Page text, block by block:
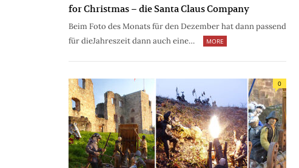
for Christmas – die Santa Claus Company
Beim Foto des Monats für den Dezember hat dann passend
für dieJahreszeit dann auch eine…
MORE
0